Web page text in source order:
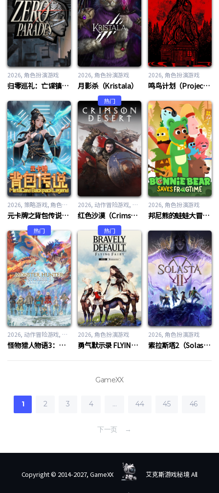
2026 角色扮演游戏
归零巡礼：亡谍镇魂曲（ZERO PARADES: For Dead Spies）
2026 角色扮演游戏
月影杀（Kristala）
2026 角色扮演游戏
鸣鸟计划（Project Songbird）
2026 策略游戏,角色扮演游戏
元卡牌之背包传说（Meta Card Backpack Legend）
热门
2026 动作冒险游戏, 角色扮演游戏
红色沙漠（Crimson Desert）
2026 角色扮演游戏
邦尼熊的蛙蛙大冒险（Bonnie Bear Saves Frogtime）
热门
2026 动作冒险游戏, 角色扮演游戏
怪物猎人物语3：命运双龙（MONSTER HUNTER STORIES 3: TWISTED REFLECTION）
热门
2026 角色扮演游戏
勇气默示录 FLYING FAIRY HD Remaster（BRAVELY DEFAULT FLYING FAIRY HD Remaster）
2026 角色扮演游戏
索拉斯塔2（Solasta II）
GameXX
1 2 3 4 … 44 45 46
下一页 →
Copyright © 2014-2027, GameXX 艾克斯游戏秘境 All